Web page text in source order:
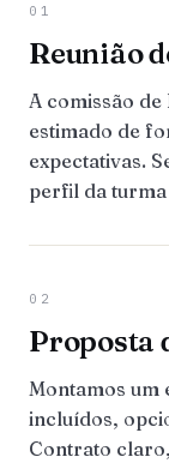
01
Reunião
A comissão
estimado de
expectativas.
perfil da
02
Proposta
Montamos um
incluídos,
Contrato